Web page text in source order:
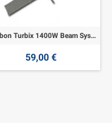
Charbon Turbix 1400W Beam System
59,00 €